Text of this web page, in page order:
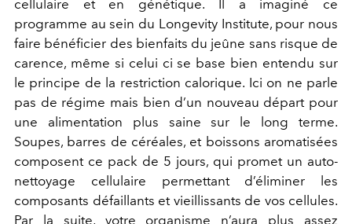
cellulaire et en génétique. Il a imaginé ce
programme au sein du Longevity Institute, pour nous
faire bénéficier des bienfaits du jeûne sans risque de
carence, même si celui ci se base bien entendu sur
le principe de la restriction calorique. Ici on ne parle
pas de régime mais bien d’un nouveau départ pour
une alimentation plus saine sur le long terme.
Soupes, barres de céréales, et boissons aromatisées
composent ce pack de 5 jours, qui promet un auto-
nettoyage cellulaire permettant d’éliminer les
composants défaillants et vieillissants de vos cellules.
Par la suite, votre organisme n’aura plus assez